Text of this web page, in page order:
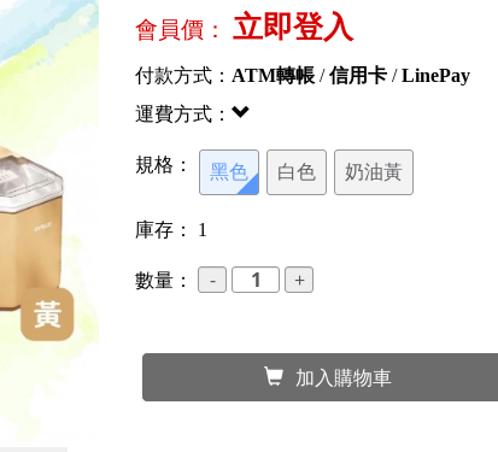
會員價：立即登入
付款方式： ATM轉帳 /信用卡 /LinePay
運費方式：
規格： 黑色 白色 奶油黃
庫存： 1
數量：
加入購物車